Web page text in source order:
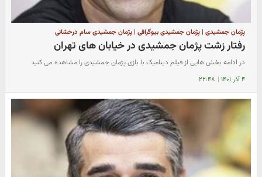
پژمان جمشیدی | پژمان جمشیدی بیوگرافی | پژمان جمشیدی سام درخشانی
رفتار زشت پژمان جمشیدی در خیابان های تهران
در ادامه بخش هایی از فیلم دینامیک با بازی پژمان جمشیدی را مشاهده می کنید
۴ آذر ۱۴۰۱ | ۲۲:۴۸